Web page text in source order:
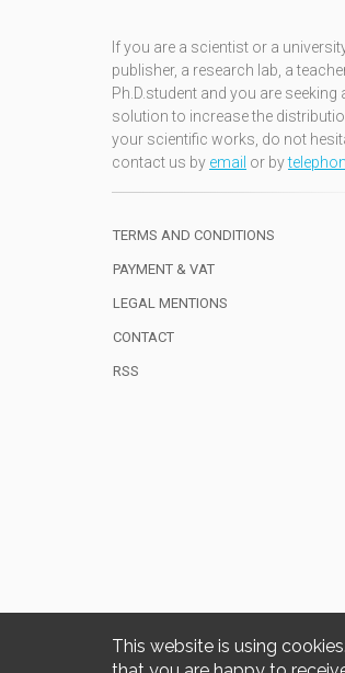
This website is using
If you are a scientist or a
publisher, a research lab, a
Ph.D.student and you are seeking
solution to increase the
your scientific works, do not
contact us by email or by
TERMS AND CONDITIONS
PAYMENT & VAT
LEGAL MENTIONS
CONTACT
RSS